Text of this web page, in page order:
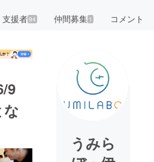
支援者94 仲間募集 1 コメント
9
な
うみら